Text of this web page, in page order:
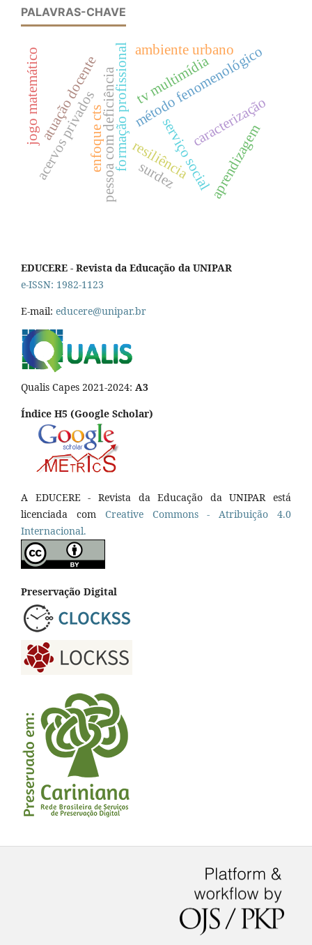
PALAVRAS-CHAVE
pessoa com deficiênciaformação profissional serviço social
método fenomenológico
ambiente urbano
caracterização
enfoque cts
acervos privados
tv multimídia
resiliência
atuação docente
surdez
jogo matemático
aprendizagem
EDUCERE - Revista da Educação da UNIPAR
e-ISSN: 1982-1123
E-mail: educere@unipar.br
Qualis Capes 2021-2024: A3
Índice H5 (Google Scholar)
A EDUCERE - Revista da Educação da UNIPAR está
licenciada com CreativeCommons - Atribuição 4.0
Internacional.
Preservação Digital